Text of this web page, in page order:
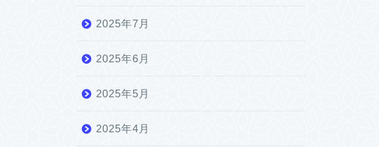
2025年7月
2025年6月
2025年5月
2025年4月